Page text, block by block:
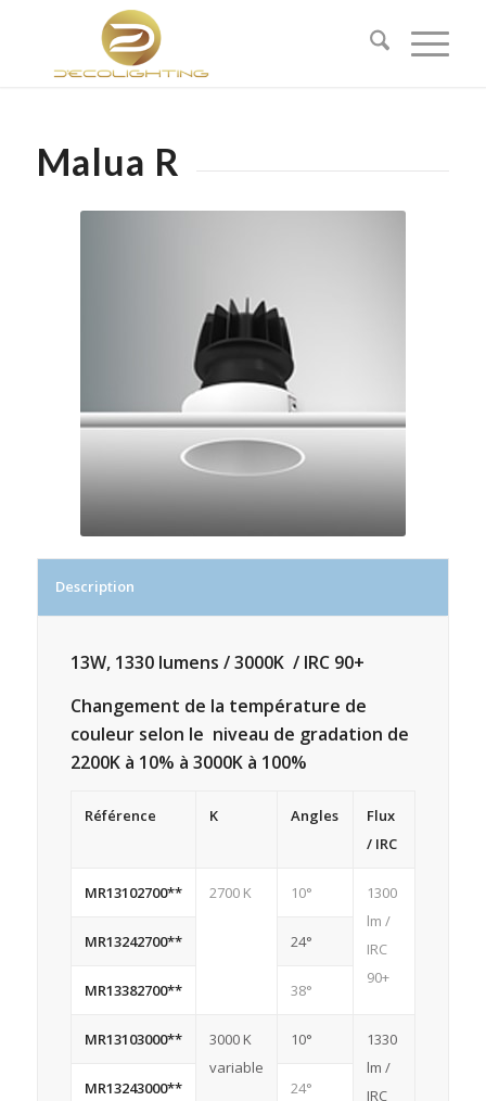
Malua R
Description
13W, 1330 lumens / 3000K / IRC 90+
Changement de la température de
couleur selon le niveau de gradation de
2200K à 10% à 3000K à 100%
Référence K Angles
Flux
/ IRC
MR13102700** 2700 K 10°
1300
lm /
IRC
90+
MR13242700** 24°
MR13382700** 38°
MR13103000**
3000 K
variable
10°
1330
lm /
IRC
MR13243000** 24°